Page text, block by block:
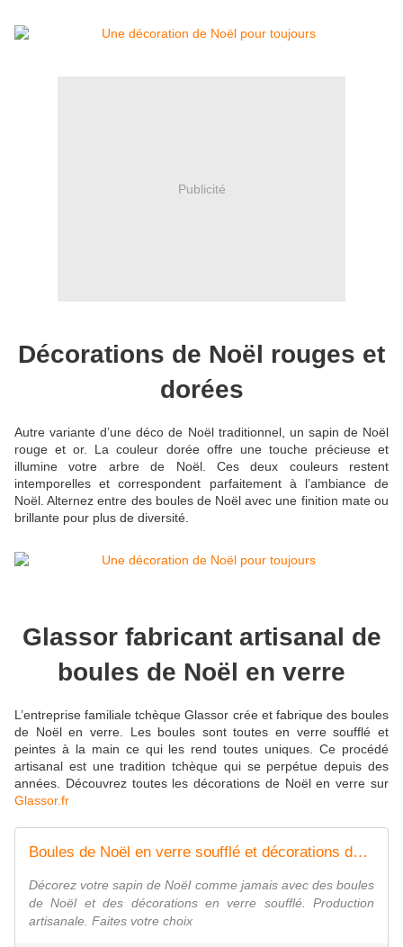
Publicité
Décorations de Noël rouges et
dorées
Autre variante d’une déco de Noël traditionnel, un sapin de Noël
rouge et or. La couleur dorée offre une touche précieuse et
illumine votre arbre de Noël. Ces deux couleurs restent
intemporelles et correspondent parfaitement à l’ambiance de
Noël. Alternez entre des boules de Noël avec une finition mate ou
brillante pour plus de diversité.
Glassor fabricant artisanal de
boules de Noël en verre
L’entreprise familiale tchèque Glassor crée et fabrique des boules
de Noël en verre. Les boules sont toutes en verre soufflé et
peintes à la main ce qui les rend toutes uniques. Ce procédé
artisanal est une tradition tchèque qui se perpétue depuis des
années. Découvrez toutes les décorations de Noël en verre sur
Glassor.fr
Boules de Noël en verre soufflé et décorations de sapin
Décorez votre sapin de Noël comme jamais avec des boules
de Noël et des décorations en verre soufflé. Production
artisanale. Faites votre choix